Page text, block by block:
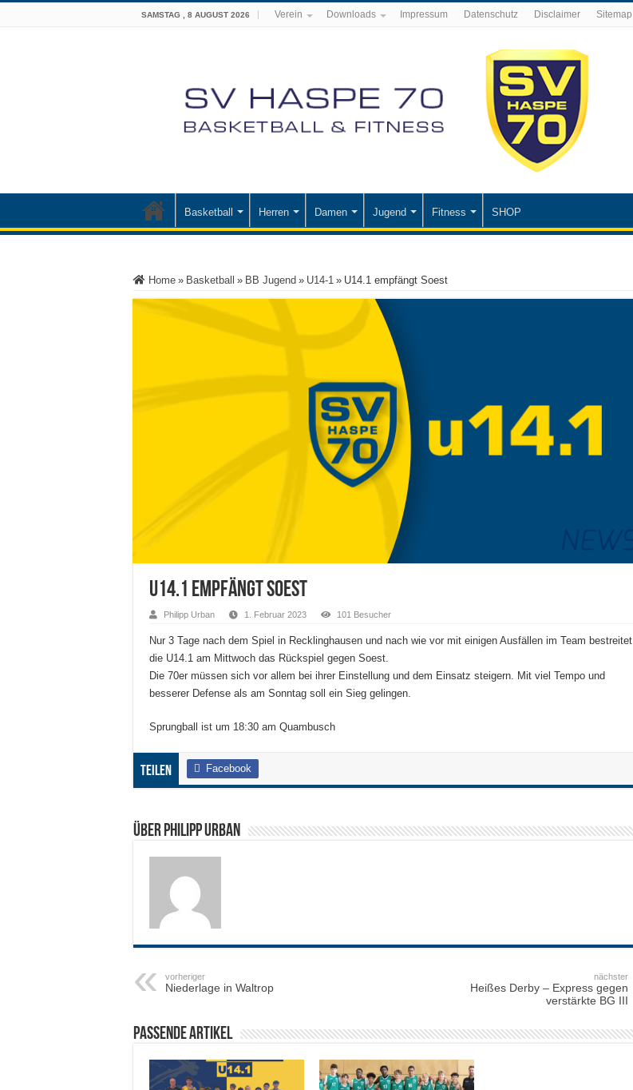
SAMSTAG , 8 AUGUST 2026 Verein Downloads Impressum Datenschutz Disclaimer Sitemap
Basketball Herren Damen Jugend Fitness SHOP
Home » Basketball » BB Jugend » U14-1 » U14.1 empfängt Soest
U14.1 empfängt Soest
Philipp Urban 1. Februar 2023 101 Besucher
Nur 3 Tage nach dem Spiel in Recklinghausen und nach wie vor mit einigen Ausfällen im Team bestreitet
die U14.1 am Mittwoch das Rückspiel gegen Soest.
Die 70er müssen sich vor allem bei ihrer Einstellung und dem Einsatz steigern. Mit viel Tempo und
besserer Defense als am Sonntag soll ein Sieg gelingen.
Sprungball ist um 18:30 am Quambusch
Teilen Facebook
Über Philipp Urban
vorheriger
Niederlage in Waltrop
nächster
Heißes Derby – Express gegen
verstärkte BG III
Passende Artikel